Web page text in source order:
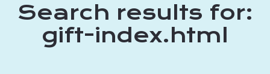
Search results for:
gift-index.html